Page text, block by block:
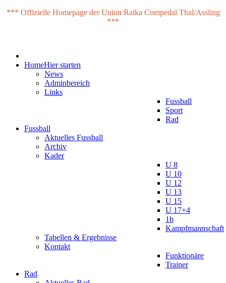
*** Offizielle Homepage der Union Raika Compedal Thal/Assling
***
HomeHier starten
News
Adminbereich
Links
Fussball
Sport
Rad
Fussball
Aktuelles Fussball
Archiv
Kader
U 8
U 10
U 12
U 13
U 15
U 17+4
1b
Kampfmannschaft
Tabellen & Ergebnisse
Kontakt
Funktionäre
Trainer
Rad